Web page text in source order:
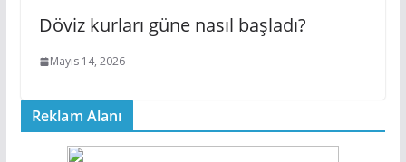
Döviz kurları güne nasıl başladı?
Mayıs 14, 2026
Reklam Alanı